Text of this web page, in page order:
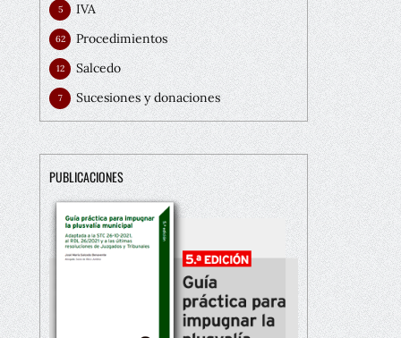
IVA
5
Procedimientos
62
Salcedo
12
Sucesiones y donaciones
7
PUBLICACIONES